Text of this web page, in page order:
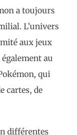
a toujours
L’univers
aux jeux
au
qui
cartes, de
différentes